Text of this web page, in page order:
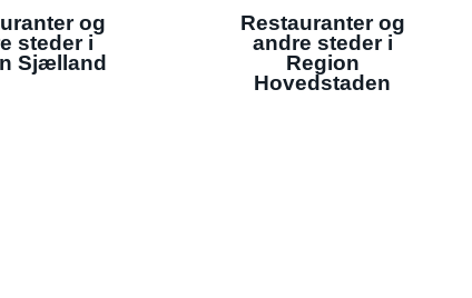
og
steder i
Sjælland
Restauranter og
andre steder i
Region
Hovedstaden